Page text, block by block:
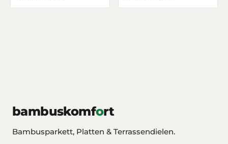
bambuskomfort
Bambusparkett, Platten & Terrassendielen.